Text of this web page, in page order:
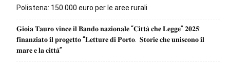
Polistena: 150.000 euro per le aree rurali
𝐆𝐢𝐨𝐢𝐚 𝐓𝐚𝐮𝐫𝐨 𝐯𝐢𝐧𝐜𝐞 𝐢𝐥 𝐁𝐚𝐧𝐝𝐨 𝐧𝐚𝐳𝐢𝐨𝐧𝐚𝐥𝐞 “𝐂𝐢𝐭𝐭𝐚̀ 𝐜𝐡𝐞 𝐋𝐞𝐠𝐠𝐞” 𝟐𝟎𝟐𝟓:
𝐟𝐢𝐧𝐚𝐧𝐳𝐢𝐚𝐭𝐨 𝐢𝐥 𝐩𝐫𝐨𝐠𝐞𝐭𝐭𝐨 “𝐋𝐞𝐭𝐭𝐮𝐫𝐞 𝐝𝐢 𝐏𝐨𝐫𝐭𝐨. 𝐒𝐭𝐨𝐫𝐢𝐞 𝐜𝐡𝐞 𝐮𝐧𝐢𝐬𝐜𝐨𝐧𝐨 𝐢𝐥
𝐦𝐚𝐫𝐞 𝐞 𝐥𝐚 𝐜𝐢𝐭𝐭𝐚̀”